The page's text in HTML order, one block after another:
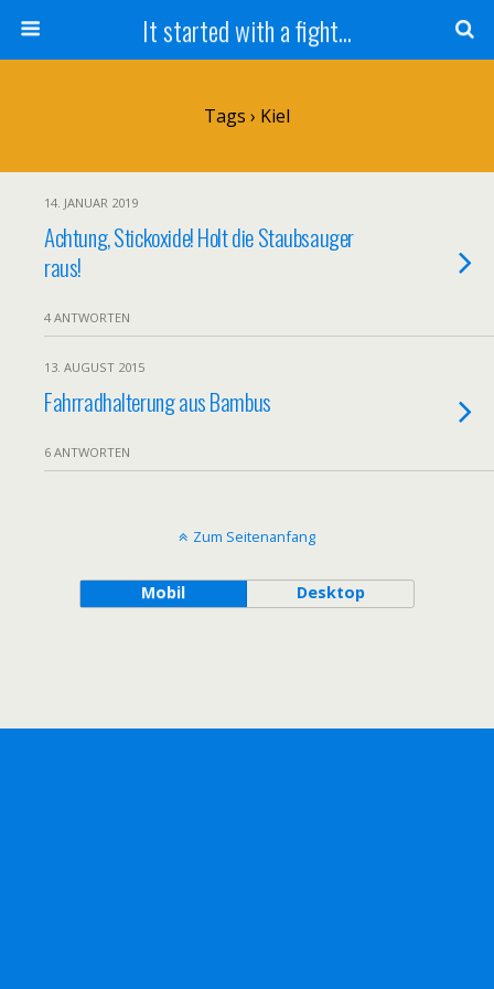
It started with a fight...
Tags › Kiel
14. JANUAR 2019
Achtung, Stickoxide! Holt die Staubsauger
raus!
4 ANTWORTEN
13. AUGUST 2015
Fahrradhalterung aus Bambus
6 ANTWORTEN
Zum Seitenanfang
Mobil Desktop